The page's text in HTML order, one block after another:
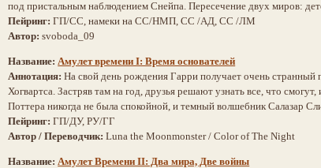
под пристальным наблюдением Снейпа. Пересечение двух миров:
Пейринг:ГП/СС, намеки на СС/НМП, СС /АД, СС /ЛМ
Автор:svoboda_09
Название:Амулет времени I: Время основателей
Аннотация:На свой день рождения Гарри получает очень странный
Хогвартса. Застряв там на год, друзья решают узнать все, что
Поттера никогда не была спокойной, и темный волшебник Салазар
Пейринг:ГП/ДУ, РУ/ГГ
Автор / Переводчик:Luna the Moonmonster / Color of The Night
Название: Амулет Времени II: Два мира, Две войны